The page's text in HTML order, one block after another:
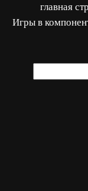
главная
Игры в